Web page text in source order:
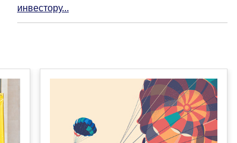
инвестору...